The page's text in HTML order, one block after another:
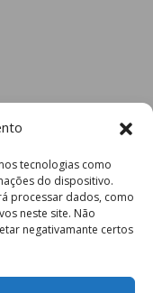
tecnologias como
do dispositivo.
processar dados, como
neste site. Não
negativamante certos